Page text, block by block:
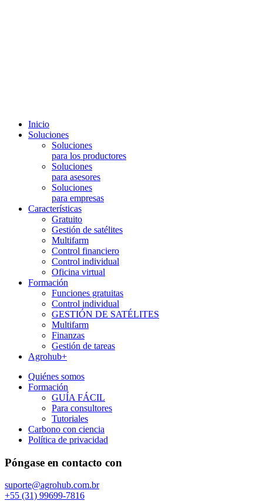
Inicio
Soluciones
Soluciones
para los productores
Soluciones
para asesores
Soluciones
para empresas
Características
Gratuito
Gestión de satélites
Multifarm
Control financiero
Control individual
Oficina virtual
Formación
Funciones gratuitas
Control individual
GESTIÓN DE SATÉLITES
Multifarm
Finanzas
Gestión de tareas
Agrohub+
Quiénes somos
Formación
GUÍA FÁCIL
Para consultores
Tutoriales
Carbono con ciencia
Política de privacidad
Póngase en contacto con
suporte@agrohub.com.br
+55 (31) 99699-7816